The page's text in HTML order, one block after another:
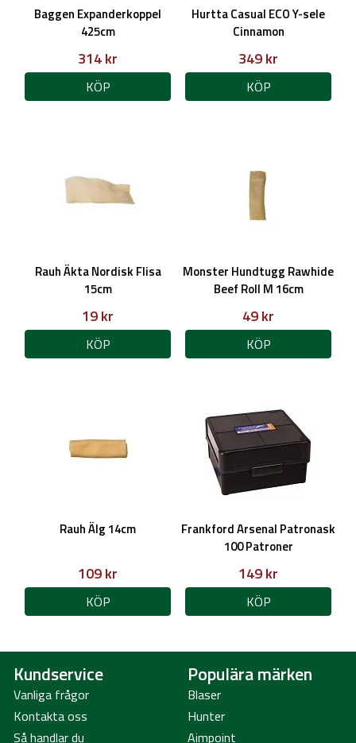
Baggen Expanderkoppel
425cm
314 kr
KÖP
Hurtta Casual ECO Y-sele
Cinnamon
349 kr
KÖP
Rauh Äkta Nordisk Flisa
15cm
19 kr
KÖP
Monster Hundtugg Rawhide
Beef Roll M 16cm
49 kr
KÖP
Rauh Älg 14cm
109 kr
KÖP
Frankford Arsenal Patronask
100 Patroner
149 kr
KÖP
Kundservice
Vanliga frågor
Kontakta oss
Så handlar du
Populära märken
Blaser
Hunter
Aimpoint